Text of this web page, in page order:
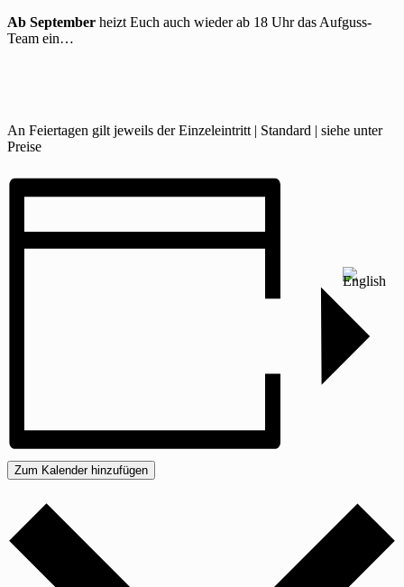
Ab September heizt Euch auch wieder ab 18 Uhr das Aufguss-
Team ein…
An Feiertagen gilt jeweils der Einzeleintritt | Standard | siehe unter
Preise
Zum Kalender hinzufügen